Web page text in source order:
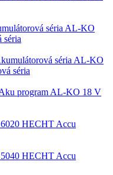
AL-KO
séria
AL-KO
séria
AL-KO 18 V
HECHT Accu
HECHT Accu